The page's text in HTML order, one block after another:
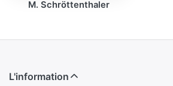
M. Schröttenthaler
L'information